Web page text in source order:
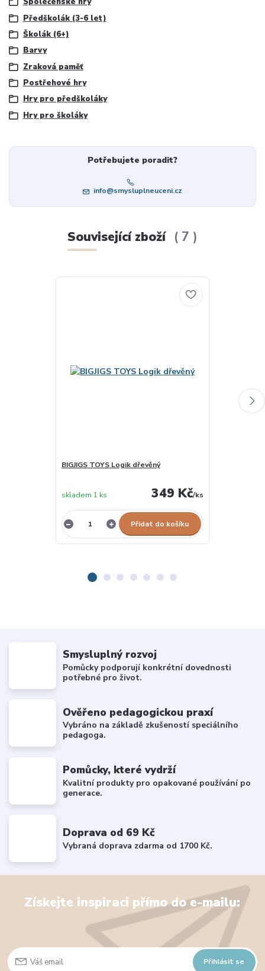
Předškolák (3-6 let)
Školák (6+)
Barvy
Zraková paměť
Postřehové hry
Hry pro předškoláky
Hry pro školáky
Potřebujete poradit?
info@smysluplneuceni.cz
Související zboží 7
BIGJIGS TOYS Logik dřevěný
349 Kč/ks
skladem 1 ks
Přidat do košíku
Smysluplný rozvoj
Pomůcky podporují konkrétní dovednosti
potřebné pro život.
Ověřeno pedagogickou praxí
Vybráno na základě zkušeností speciálního
pedagoga.
Pomůcky, které vydrží
Kvalitní produkty pro opakované používání po
generace.
Doprava od 69 Kč
Vybraná doprava zdarma od 1700 Kč.
Získejte inspiraci přímo do e-mailu:
Přihlásit se